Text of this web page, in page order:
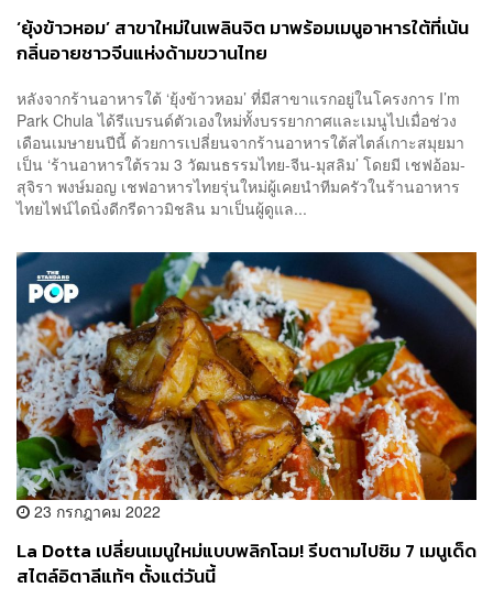
‘ยุ้งข้าวหอม’ สาขาใหม่ในเพลินจิต มาพร้อมเมนูอาหารใต้ที่เน้น
กลิ่นอายชาวจีนแห่งด้ามขวานไทย
หลังจากร้านอาหารใต้ ‘ยุ้งข้าวหอม’ ที่มีสาขาแรกอยู่ในโครงการ I’m
Park Chula ได้รีแบรนด์ตัวเองใหม่ทั้งบรรยากาศและเมนูไปเมื่อช่วง
เดือนเมษายนปีนี้ ด้วยการเปลี่ยนจากร้านอาหารใต้สไตล์เกาะสมุยมา
เป็น ‘ร้านอาหารใต้รวม 3 วัฒนธรรมไทย-จีน-มุสลิม’ โดยมี เชฟอ้อม-
สุจิรา พงษ์มอญ เชฟอาหารไทยรุ่นใหม่ผู้เคยนำทีมครัวในร้านอาหาร
ไทยไฟน์ไดนิ่งดีกรีดาวมิชลิน มาเป็นผู้ดูแล...
23 กรกฎาคม 2022
La Dotta เปลี่ยนเมนูใหม่แบบพลิกโฉม! รีบตามไปชิม 7 เมนูเด็ด
สไตล์อิตาลีแท้ๆ ตั้งแต่วันนี้